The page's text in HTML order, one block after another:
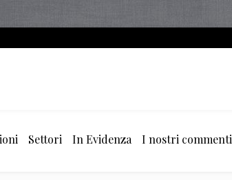
Settori In Evidenza I nostri commenti